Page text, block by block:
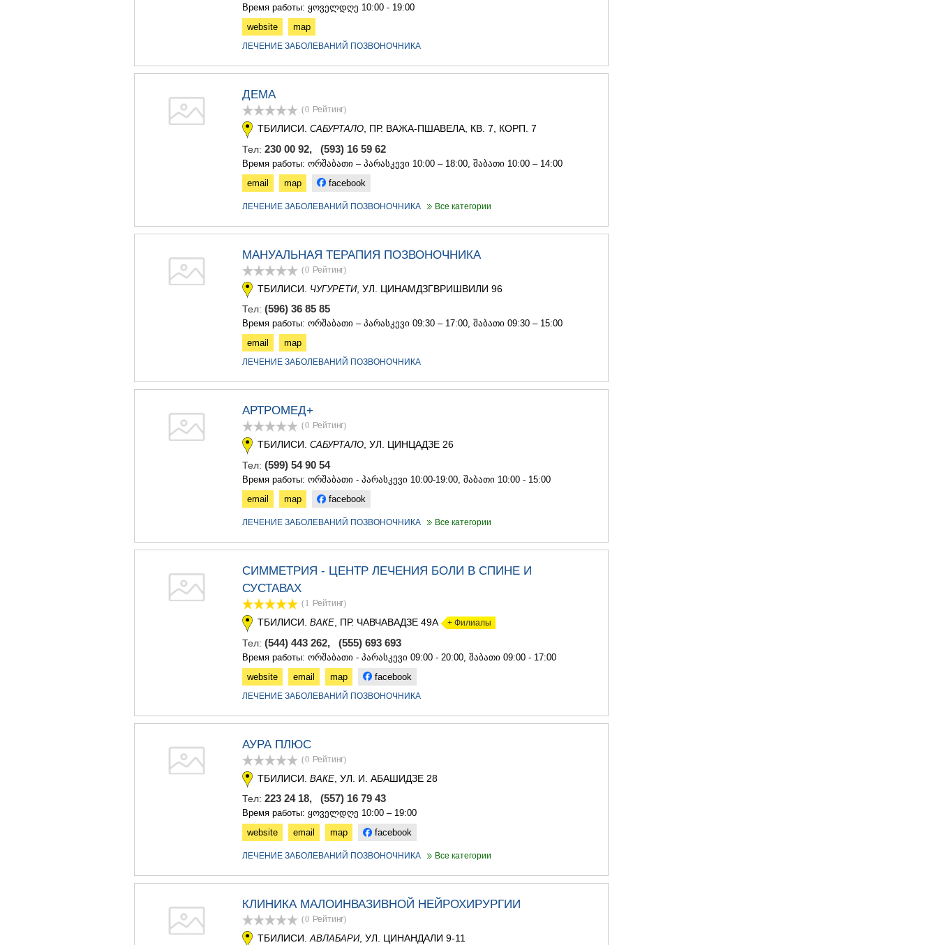
КАСПИ
Время работы: ყოველდღე 10:00 - 19:00
website
map
ЛЕЧЕНИЕ ЗАБОЛЕВАНИЙ ПОЗВОНОЧНИКА
ДЕМА
(0 Рейтинг)
ТБИЛИСИ. САБУРТАЛО, ПР. ВАЖА-ПШАВЕЛА, КВ. 7, КОРП. 7
Тел: 230 00 92, (593) 16 59 62
Время работы: ორშაბათი – პარასკევი 10:00 – 18:00, შაბათი 10:00 – 14:00
email
map facebook
ЛЕЧЕНИЕ ЗАБОЛЕВАНИЙ ПОЗВОНОЧНИКА Все категории
МАНУАЛЬНАЯ ТЕРАПИЯ ПОЗВОНОЧНИКА
(0 Рейтинг)
ТБИЛИСИ. ЧУГУРЕТИ, УЛ. ЦИНАМДЗГВРИШВИЛИ 96
Тел: (596) 36 85 85
Время работы: ორშაბათი – პარასკევი 09:30 – 17:00, შაბათი 09:30 – 15:00
email
map
ЛЕЧЕНИЕ ЗАБОЛЕВАНИЙ ПОЗВОНОЧНИКА
АРТРОМЕД+
(0 Рейтинг)
ТБИЛИСИ. САБУРТАЛО, УЛ. ЦИНЦАДЗЕ 26
Тел: (599) 54 90 54
Время работы: ორშაბათი - პარასკევი 10:00-19:00, შაბათი 10:00 - 15:00
email
map facebook
ЛЕЧЕНИЕ ЗАБОЛЕВАНИЙ ПОЗВОНОЧНИКА Все категории
СИММЕТРИЯ - ЦЕНТР ЛЕЧЕНИЯ БОЛИ В СПИНЕ И
СУСТАВАХ
(1 Рейтинг)
ТБИЛИСИ. ВАКЕ , ПР. ЧАВЧАВАДЗЕ 49А + Филиалы
Тел: (544) 443 262, (555) 693 693
Время работы: ორშაბათი - პარასკევი 09:00 - 20:00, შაბათი 09:00 - 17:00
website
email map facebook
ЛЕЧЕНИЕ ЗАБОЛЕВАНИЙ ПОЗВОНОЧНИКА
АУРА ПЛЮС
(0 Рейтинг)
ТБИЛИСИ. ВАКЕ , УЛ. И. АБАШИДЗЕ 28
Тел: 223 24 18, (557) 16 79 43
Время работы: ყოველდღე 10:00 – 19:00
website
email map facebook
ЛЕЧЕНИЕ ЗАБОЛЕВАНИЙ ПОЗВОНОЧНИКА Все категории
КЛИНИКА МАЛОИНВАЗИВНОЙ НЕЙРОХИРУРГИИ
(0 Рейтинг)
ТБИЛИСИ.АВЛАБАРИ, УЛ. ЦИНАНДАЛИ 9-11